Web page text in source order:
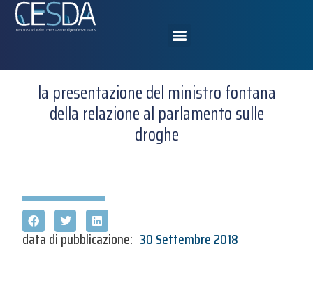
la presentazione del ministro fontana
della relazione al parlamento sulle
droghe
data di pubblicazione: 30 Settembre 2018